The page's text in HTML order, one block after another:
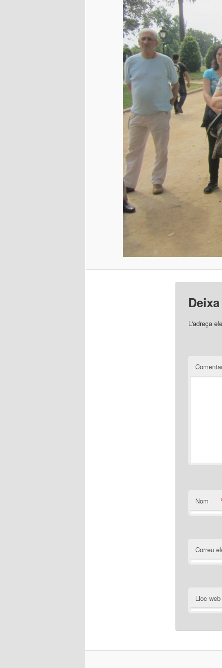
L'adreça
Nom
Correu
Lloc web